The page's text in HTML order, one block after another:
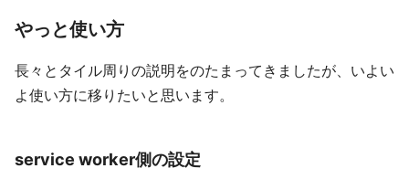
やっと使い方
長々とタイル周りの説明をのたまってきましたが、いよい
よ使い方に移りたいと思います。
service worker側の設定